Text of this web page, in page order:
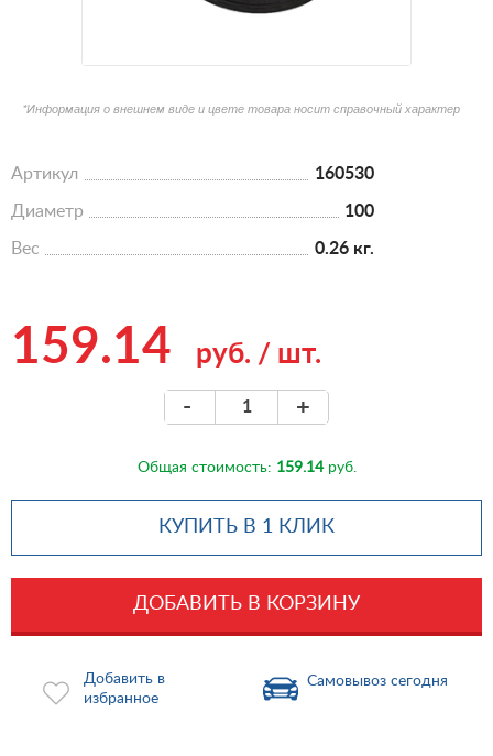
*Информация о внешнем виде и цвете товара носит справочный характер
Артикул 160530
Диаметр 100
Вес 0.26 кг.
159.14 руб. / шт.
- +
Общая стоимость: 159.14руб.
КУПИТЬ В 1 КЛИК
ДОБАВИТЬ В КОРЗИНУ
Добавить в
избранное
Самовывоз сегодня